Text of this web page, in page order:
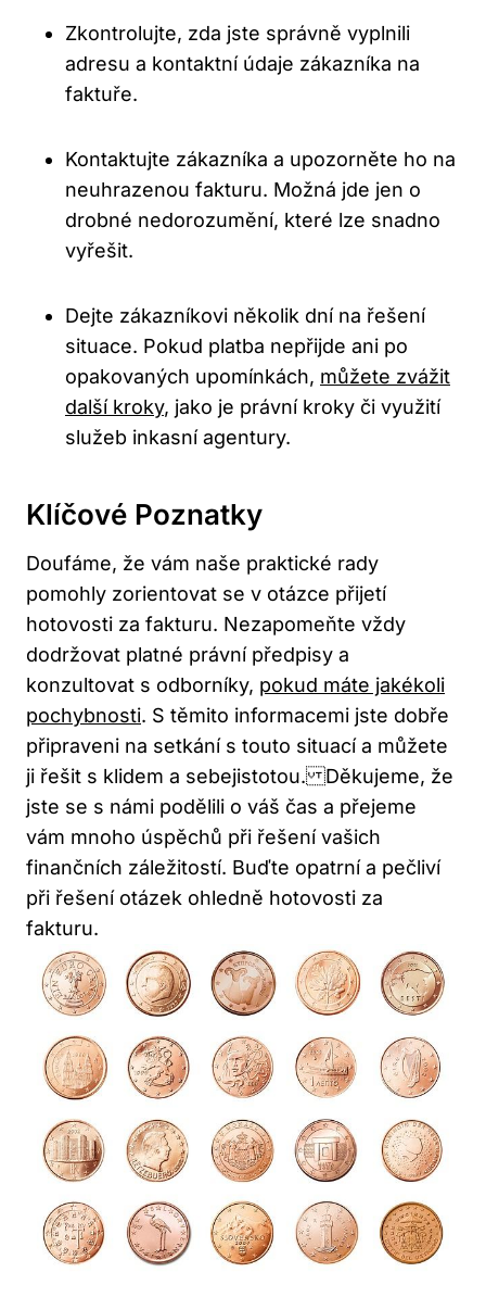
Zkontrolujte, zda jste správně vyplnili
adresu a kontaktní údaje zákazníka na
faktuře.
Kontaktujte zákazníka a upozorněte ho na
neuhrazenou fakturu. Možná jde jen o
drobné nedorozumění, které lze snadno
vyřešit.
Dejte zákazníkovi několik dní na řešení
situace. Pokud platba nepřijde ani po
opakovaných upomínkách, můžete zvážit
další kroky, jako je právní kroky či využití
služeb inkasní agentury.
Klíčové Poznatky
Doufáme, že vám naše praktické rady
pomohly zorientovat se v otázce přijetí
hotovosti za fakturu. Nezapomeňte vždy
dodržovat platné právní předpisy a
konzultovat s odborníky, pokud máte jakékoli
pochybnosti. S těmito informacemi jste dobře
připraveni na setkání s touto situací a můžete
ji řešit s klidem a sebejistotou. Děkujeme, že
jste se s námi podělili o váš čas a přejeme
vám mnoho úspěchů při řešení vašich
finančních záležitostí. Buďte opatrní a pečliví
při řešení otázek ohledně hotovosti za
fakturu.